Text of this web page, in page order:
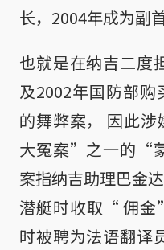
长，2004年成为副
也就是在纳吉二度
及2002年国防部
的舞弊案， 因此
大冤案”之一的“
案指纳吉助理巴金
潜艇时收取“ 佣金
时被聘为法语翻译